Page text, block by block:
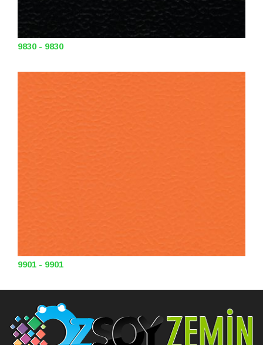
9830 - 9830
9901 - 9901